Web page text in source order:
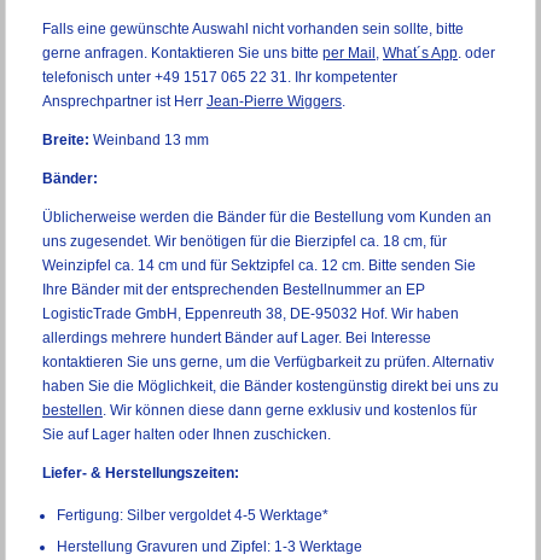
Falls eine gewünschte Auswahl nicht vorhanden sein sollte, bitte
gerne anfragen. Kontaktieren Sie uns bitte per Mail, What´s App. oder
telefonisch unter +49 1517 065 22 31. Ihr kompetenter
Ansprechpartner ist Herr Jean-Pierre Wiggers.
Breite: Weinband 13 mm
Bänder:
Üblicherweise werden die Bänder für die Bestellung vom Kunden an
uns zugesendet. Wir benötigen für die Bierzipfel ca. 18 cm, für
Weinzipfel ca. 14 cm und für Sektzipfel ca. 12 cm. Bitte senden Sie
Ihre Bänder mit der entsprechenden Bestellnummer an EP
LogisticTrade GmbH, Eppenreuth 38, DE-95032 Hof. Wir haben
allerdings mehrere hundert Bänder auf Lager. Bei Interesse
kontaktieren Sie uns gerne, um die Verfügbarkeit zu prüfen. Alternativ
haben Sie die Möglichkeit, die Bänder kostengünstig direkt bei uns zu
bestellen. Wir können diese dann gerne exklusiv und kostenlos für
Sie auf Lager halten oder Ihnen zuschicken.
Liefer- & Herstellungszeiten:
Fertigung: Silber vergoldet 4-5 Werktage*
Herstellung Gravuren und Zipfel: 1-3 Werktage